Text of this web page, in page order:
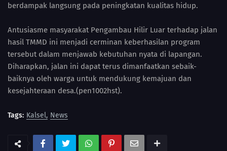
berdampak langsung pada peningkatan kualitas hidup.
Antusiasme masyarakat Pengambau Hilir Luar terhadap jalan
hasil TMMD ini menjadi cerminan keberhasilan program
tersebut dalam menjawab kebutuhan nyata di lapangan.
Diharapkan, jalan ini dapat terus dimanfaatkan sebaik-
baiknya oleh warga untuk mendukung kemajuan dan
kesejahteraan desa.(pen1002hst).
Tags: Kalsel News